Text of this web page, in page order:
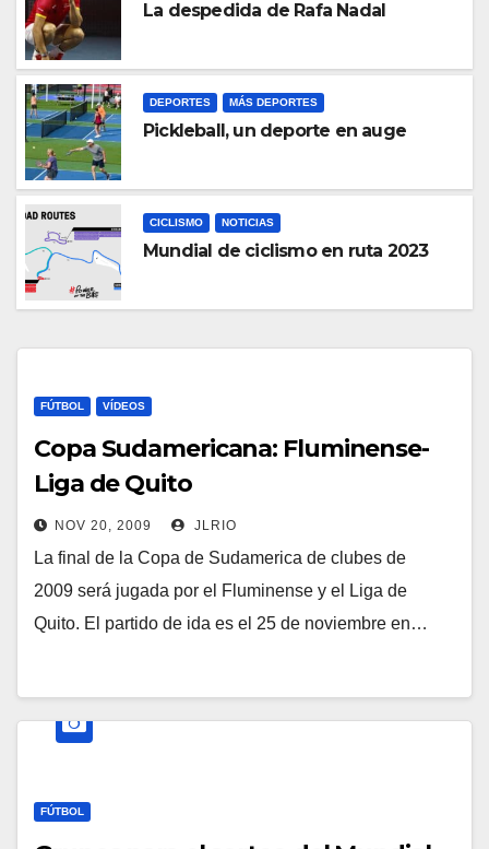
La despedida de Rafa Nadal
DEPORTES MÁS DEPORTES
Pickleball, un deporte en auge
CICLISMO NOTICIAS
Mundial de ciclismo en ruta 2023
FÚTBOL VÍDEOS
Copa Sudamericana: Fluminense-
Liga de Quito
NOV 20, 2009 JLRIO
La final de la Copa de Sudamerica de clubes de
2009 será jugada por el Fluminense y el Liga de
Quito. El partido de ida es el 25 de noviembre en…
FÚTBOL